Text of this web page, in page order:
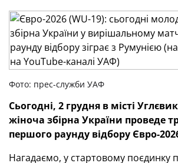
Фото: прес-служби УАФ
Сьогодні, 2 грудня в місті Углєвик
жіноча збірна України проведе
першого раунду відбору Євро-
Нагадаємо, у стартовому поєдинку